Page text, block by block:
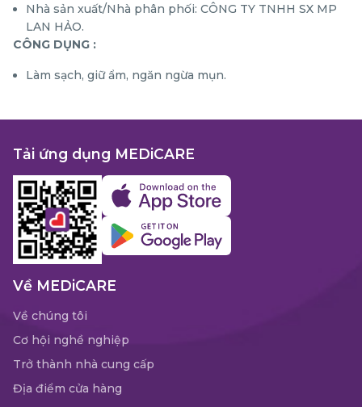
Nhà sản xuất/Nhà phân phối: CÔNG TY TNHH SX MP
LAN HẢO.
CÔNG DỤNG :
Làm sạch, giữ ẩm, ngăn ngừa mụn.
Tải ứng dụng MEDiCARE
Về MEDiCARE
Về chúng tôi
Cơ hội nghề nghiệp
Trở thành nhà cung cấp
Địa điểm cửa hàng